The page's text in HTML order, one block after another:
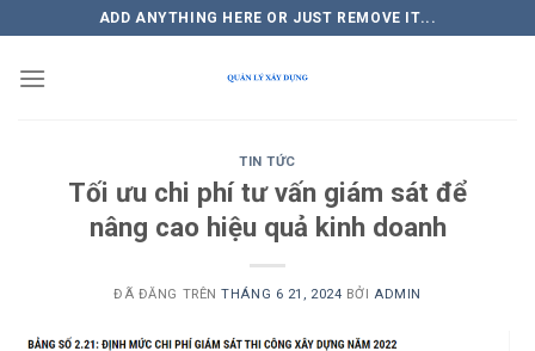
đến
nội
ADD ANYTHING HERE OR JUST REMOVE IT...
TIN TỨC
Tối ưu chi phí tư vấn giám sát để
nâng cao hiệu quả kinh doanh
ĐÃ ĐĂNG TRÊNTHÁNG 6 21, 2024 BỞI ADMIN